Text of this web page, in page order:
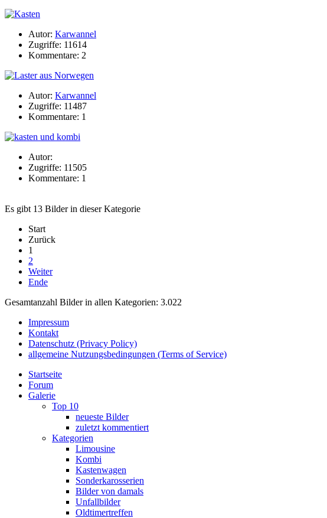
Autor: Karwannel
Zugriffe: 11614
Kommentare: 2
Autor: Karwannel
Zugriffe: 11487
Kommentare: 1
Autor:
Zugriffe: 11505
Kommentare: 1
Es gibt 13 Bilder in dieser Kategorie
Start
Zurück
1
2
Weiter
Ende
Gesamtanzahl Bilder in allen Kategorien: 3.022
Impressum
Kontakt
Datenschutz (Privacy Policy)
allgemeine Nutzungsbedingungen (Terms of Service)
Startseite
Forum
Galerie
Top 10
neueste Bilder
zuletzt kommentiert
Kategorien
Limousine
Kombi
Kastenwagen
Sonderkarosserien
Bilder von damals
Unfallbilder
Oldtimertreffen